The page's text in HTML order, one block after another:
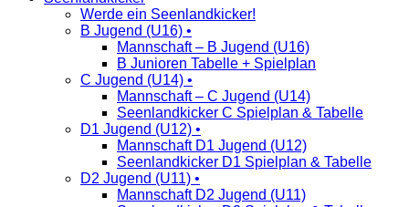
Werde ein Seenlandkicker!
B Jugend (U16) •
Mannschaft – B Jugend (U16)
B Junioren Tabelle + Spielplan
C Jugend (U14) •
Mannschaft – C Jugend (U14)
Seenlandkicker C Spielplan & Tabelle
D1 Jugend (U12) •
Mannschaft D1 Jugend (U12)
Seenlandkicker D1 Spielplan & Tabelle
D2 Jugend (U11) •
Mannschaft D2 Jugend (U11)